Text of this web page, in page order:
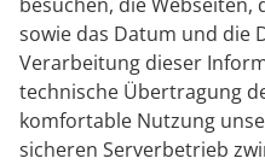
sowie das Datum und die
Verarbeitung dieser
technische Übertragung
komfortable Nutzung
sicheren Serverbetrieb